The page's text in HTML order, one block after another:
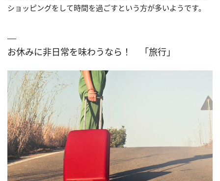
ショッピングをして時間を過ごすという方が多いようです。
お休みに非日常を味わうなら！ 「旅行」